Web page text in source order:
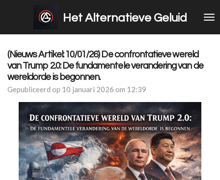
hoofdinhoud
Het Alternatieve Geluid
(Nieuws Artikel: 10/01/26) De confrontatieve wereld
van Trump 2.0: De fundamentele verandering van de
wereldorde is begonnen.
Gepubliceerd op 10 januari 2026 om 12:39